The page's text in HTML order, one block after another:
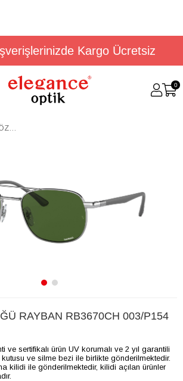
Kargo Ücretsiz
0
GÜNEŞ GÖZLÜĞÜ RAYBAN RB3670CH 003/P154
RAYBAN RB3670CH 003/P154
sertifikalı ürün UV korumalı ve 2 yıl garantili
ve silme bezi ile birlikte gönderilmektedir.
kilidi ile gönderilmektedir, kilidi açılan ürünler